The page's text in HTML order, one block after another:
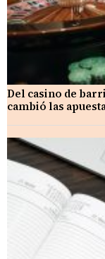
Del casino de
cambió las